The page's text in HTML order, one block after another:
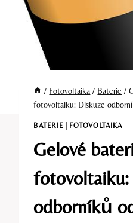
/ Fotovoltaika / Baterie /
fotovoltaiku: Diskuze
BATERIE FOTOVOLTAIKA
Gelové
fotovoltaiku:
odborníků